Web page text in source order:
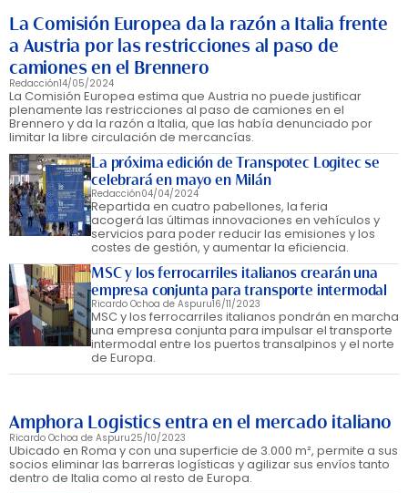
La Comisión Europea da la razón a Italia frente
a Austria por las restricciones al paso de
camiones en el Brennero
Redacción14/05/2024
La Comisión Europea estima que Austria no puede justificar
plenamente las restricciones al paso de camiones en el
Brennero y da la razón a Italia, que las había denunciado por
limitar la libre circulación de mercancías.
La próxima edición de Transpotec Logitec se
celebrará en mayo en Milán
Redacción04/04/2024
Repartida en cuatro pabellones, la feria
acogerá las últimas innovaciones en vehículos y
servicios para poder reducir las emisiones y los
costes de gestión, y aumentar la eficiencia.
MSC y los ferrocarriles italianos crearán una
empresa conjunta para transporte intermodal
Ricardo Ochoa de Aspuru16/11/2023
MSC y los ferrocarriles italianos pondrán en marcha
una empresa conjunta para impulsar el transporte
intermodal entre los puertos transalpinos y el norte
de Europa.
Amphora Logistics entra en el mercado italiano
Ricardo Ochoa de Aspuru25/10/2023
Ubicado en Roma y con una superficie de 3.000 m², permite a sus
socios eliminar las barreras logísticas y agilizar sus envíos tanto
dentro de Italia como al resto de Europa.